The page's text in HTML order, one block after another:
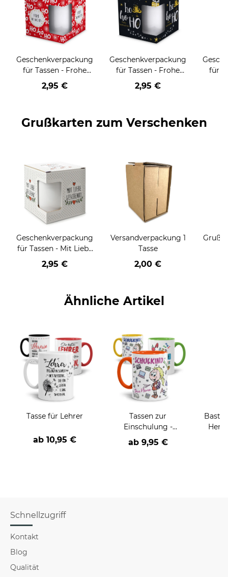
Geschenkverpackung
für Tassen - Frohe
Weihnachten - HO
HO HO - rot
2,95 €
Geschenkverpackung
für Tassen - Frohe
Weihnachten - HO
HO HO - schwarz
2,95 €
für
Grußkarten zum Verschenken
Geschenkverpackung
für Tassen - Mit Liebe
geschenkt
2,95 €
Versandverpackung 1
Tasse
2,00 €
Ähnliche Artikel
Tasse für Lehrer
ab 10,95 €
Tassen zur
Einschulung -
verschiedene Motive
ab 9,95 €
Schnellzugriff
Kontakt
Blog
Qualität